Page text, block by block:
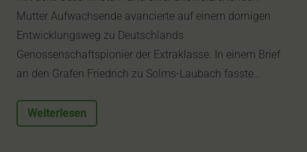
Mutter Aufwachsende avancierte auf einem dornigen
Entwicklungsweg zu Deutschlands
Genossenschaftspionier der Extraklasse. In einem Brief
an den Grafen Friedrich zu Solms-Laubach fasste…
Weiterlesen